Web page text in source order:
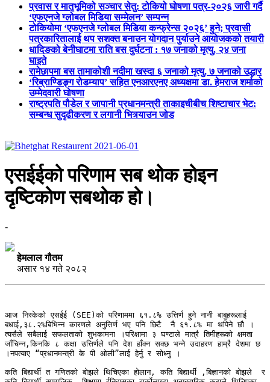
प्रवास र मातृभूमिको सञ्चार सेतु: टोकियो घोषणा पत्र-२०२६ जारी गर्दै
‘एफएनजे ग्लोबल मिडिया सम्मेलन’ सम्पन्न
टोकियोमा ‘एफएनजे ग्लोबल मिडिया कन्फ्रेन्स २०२६’ हुने; प्रवासी
पत्रकारितालाई थप सशक्त बनाउन योगदान पुर्याउने आयोजकको तयारी
धादिङको बेनीघाटमा राति बस दुर्घटना : १७ जनाको मृत्यु, २४ जना
घाइते
रामेछापमा बस तामाकोशी नदीमा खस्दा ६ जनाको मृत्यु, ७ जनाको उद्धार
‘रिब्राण्डिङ्ग रोडम्याप’ सहित एनआरएनए अध्यक्षमा डा. हेमराज शर्माको
उम्मेदवारी घोषणा
राष्ट्रपति पौडेल र जापानी प्रधानमन्त्री ताकाइचीबीच शिष्टाचार भेट:
सम्बन्ध सुदृढीकरण र लगानी भित्र्याउन जोड
एसईईको परिणाम सब थोक होइन
दृष्टिकोण सबथोक हो।
-
हेमलाल गौतम
असार १४ गते २०८२
आज निस्केको एसईई (SEE)को परिणाममा ६१.८% उत्तिर्ण हुने नानी बाबुहरूलाई
बधाई,३८.२%बिभिन्न कारणले अनुत्तिर्ण भए पनि छिटै  नै ६१.८% मा थपिने छौ ।
त्यसैले सबैलाई सफलताको शुभकामना ।परिक्षामा ३ घण्टाले मात्रै तिमीहरूको क्षमता
जाँचिन्न,किनकि ८ कक्षा उत्तिर्णले पनि देश हाँक्न सक्छ भन्ने उदाहरण हाम्रै देशमा छ
।नपत्याए “प्रधानमन्त्री के पी ओली”लाई हेर्नु र सोध्नु ।
कति बिद्यार्थी त गणितको बोझले थिचिएका होलान, कति बिद्यार्थी ,बिज्ञानको बोझले  र